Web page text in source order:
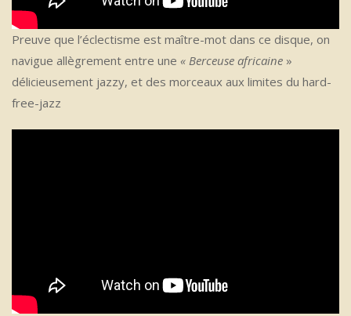
Preuve que l’éclectisme est maître-mot dans ce disque, on
navigue allègrement entre une « Berceuse africaine »
délicieusement jazzy, et des morceaux aux limites du hard-
free-jazz